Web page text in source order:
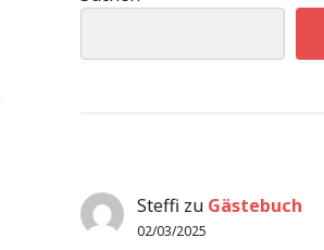
Steffi zu Gästebuch
02/03/2025